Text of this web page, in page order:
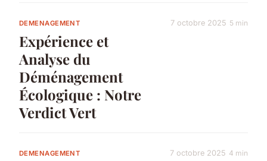
DEMENAGEMENT
Expérience et
Analyse du
Déménagement
Écologique : Notre
Verdict Vert
7 octobre 2025 5 min
DEMENAGEMENT 7 octobre 2025 4 min